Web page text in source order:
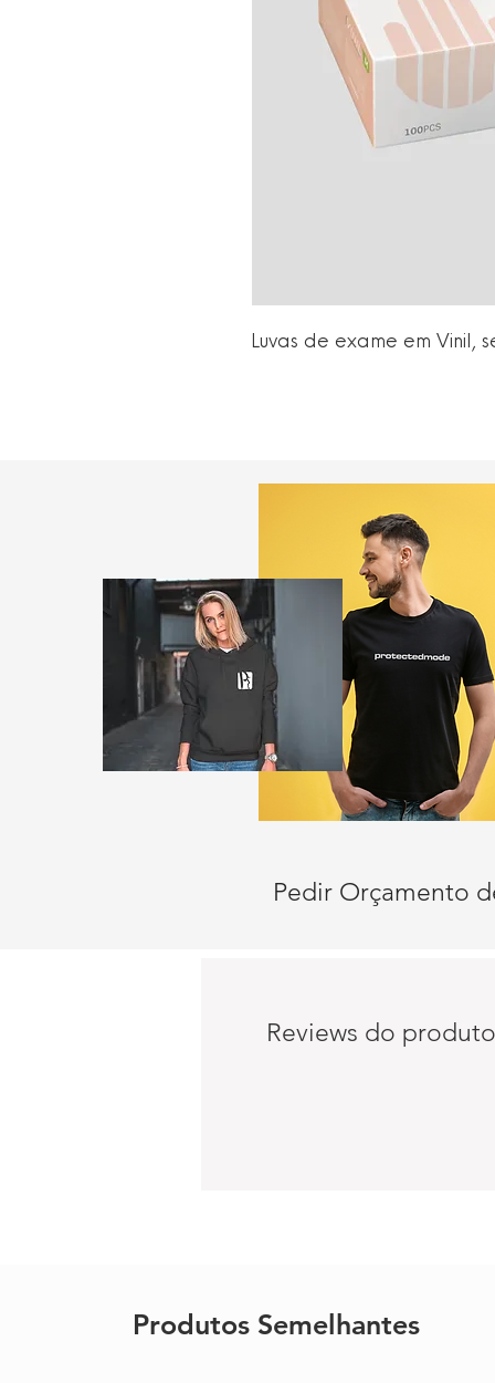
Luvas de exame em Vinil,
Pedir Orçamento
Reviews do produto
Produtos Semelhantes